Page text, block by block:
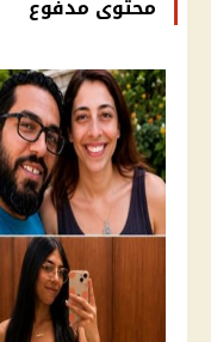
محتوى مدفوع